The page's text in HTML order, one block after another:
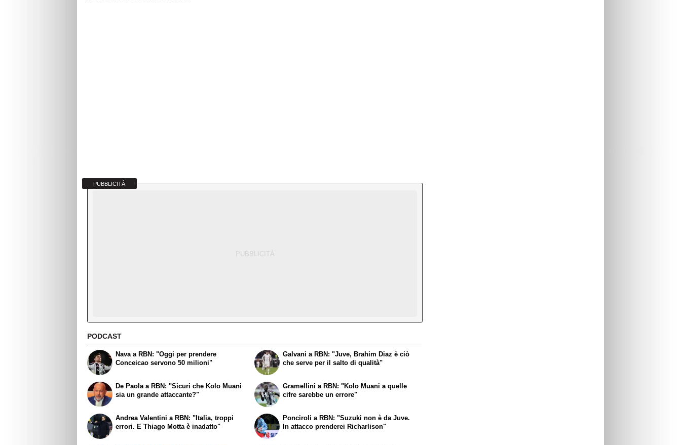
PUBBLICITÀ
PODCAST
Nava a RBN: "Oggi per prendere
Conceicao servono 50 milioni"
De Paola a RBN: "Sicuri che Kolo Muani
sia un grande attaccante?"
Galvani a RBN: "Juve, Brahim Diaz è ciò
che serve per il salto di qualità"
Gramellini a RBN: "Kolo Muani a quelle
cifre sarebbe un errore"
Andrea Valentini a RBN: "Italia, troppi
errori. E Thiago Motta è inadatto"
Ponciroli a RBN: "Suzuki non è da Juve.
In attacco prenderei Richarlison"